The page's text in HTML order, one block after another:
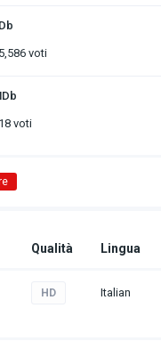
voti
voti
Qualità Lingua
HD Italian